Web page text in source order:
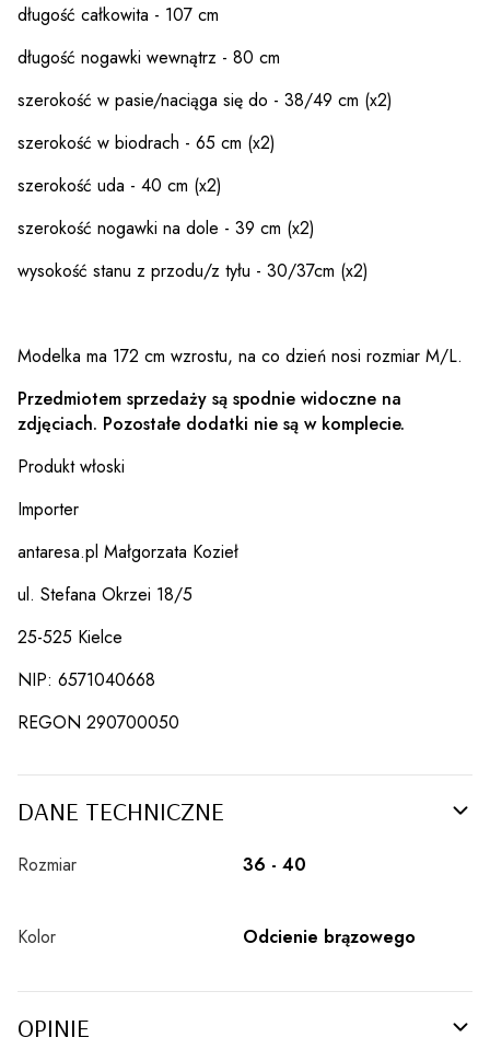
długość całkowita - 107 cm
długość nogawki wewnątrz - 80 cm
szerokość w pasie/naciąga się do - 38/49 cm (x2)
szerokość w biodrach - 65 cm (x2)
szerokość uda - 40 cm (x2)
szerokość nogawki na dole - 39 cm (x2)
wysokość stanu z przodu/z tyłu - 30/37cm (x2)
Modelka ma 172 cm wzrostu, na co dzień nosi rozmiar M/L.
Przedmiotem sprzedaży są spodnie widoczne na
zdjęciach. Pozostałe dodatki nie są w komplecie.
Produkt włoski
Importer
antaresa.pl Małgorzata Kozieł
ul. Stefana Okrzei 18/5
25-525 Kielce
NIP: 6571040668
REGON 290700050
DANE TECHNICZNE
Rozmiar 36 - 40
Kolor Odcienie brązowego
OPINIE